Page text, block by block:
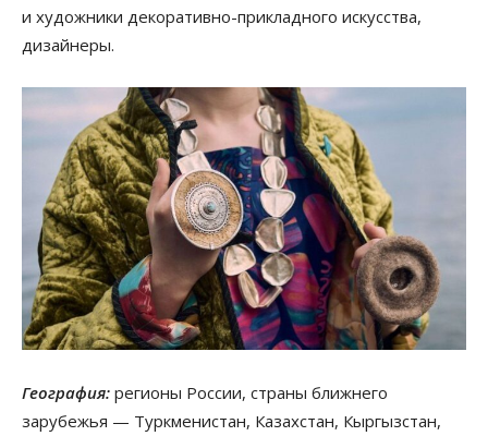
и художники декоративно-прикладного искусства,
дизайнеры.
География: регионы России, страны ближнего
зарубежья — Туркменистан, Казахстан, Кыргызстан,